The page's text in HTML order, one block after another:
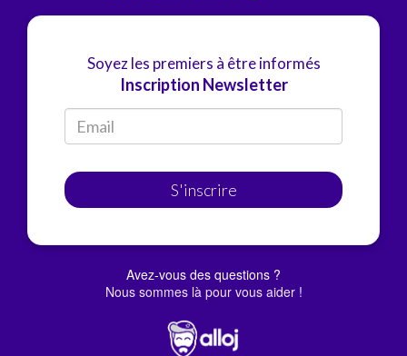
Soyez les premiers à être informés
Inscription Newsletter
S'inscrire
Avez-vous des questions ?
Nous sommes là pour vous aider !